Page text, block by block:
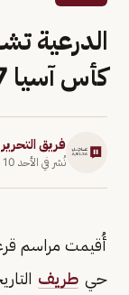
الدرعية
كأس آسيا 2027 السعودية
فريق التحرير
نُشر في الأحد 10 مايو 2026
أُقيمت مراسم
حي طريف